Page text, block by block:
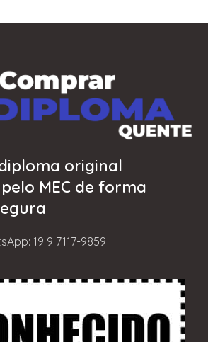
original
MEC de forma
19 9 7117-9859